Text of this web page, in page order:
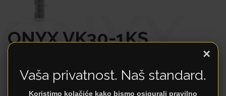
ONYX
ONYX VK30-1KS
Proizvođač
×
Vaša privatnost. Naš standard.
Koristimo kolačiće kako bismo osigurali pravilno